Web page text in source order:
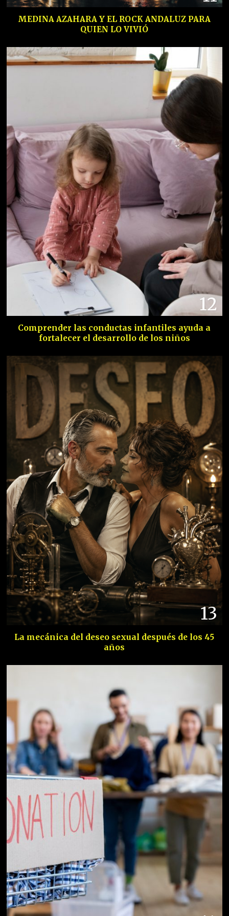
MEDINA AZAHARA Y EL ROCK ANDALUZ PARA
QUIEN LO VIVIÓ
12
Comprender las conductas infantiles ayuda a
fortalecer el desarrollo de los niños
13
La mecánica del deseo sexual después de los 45
años